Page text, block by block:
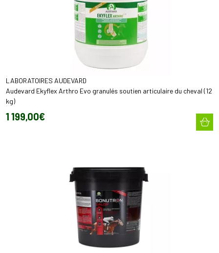
LABORATOIRES AUDEVARD
Audevard Ekyflex Arthro Evo granulés soutien articulaire du cheval (12
kg)
1 199,00€